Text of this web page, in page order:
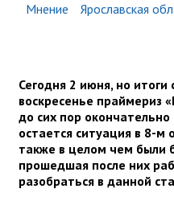
Мнение Ярославская
Сегодня 2 июня, но
воскресенье праймериз
до сих пор
остается ситуация в 8-м
также в целом чем были
прошедшая после них
разобраться в данной